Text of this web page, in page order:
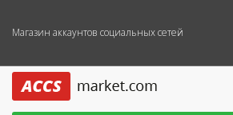
Магазин аккаунтов социальных сетей